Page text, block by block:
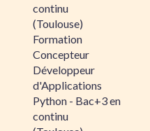
continu
(Toulouse)
Formation
Concepteur
Développeur
d'Applications
Python - Bac+3 en
continu